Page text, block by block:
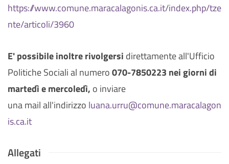
https://www.comune.maracalagonis.ca.it/index.php/tze
nte/articoli/3960
E' possibile inoltre rivolgersi direttamente all'Ufficio
Politiche Sociali al numero070-7850223 nei giorni di
martedì e mercoledì, o inviare
una mail all'indirizzo luana.urru@comune.maracalagon
is.ca.it
Allegati